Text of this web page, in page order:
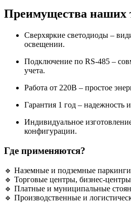
Преимущества наших
Сверхяркие светодиоды –
освещении.
Подключение по RS-485 –
учета.
Работа от 220В – простое
Гарантия 1 год – надежность
Индивидуальное
конфигурации.
Где применяются?
🔹 Наземные и подземные паркинги
🔹 Торговые центры, бизнес-
🔹 Платные и муниципальные
🔹 Производственные и